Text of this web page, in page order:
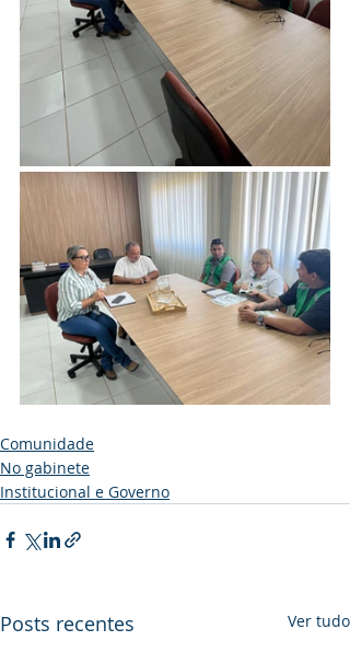
Comunidade
No gabinete
Institucional e Governo
Posts recentes Ver tudo